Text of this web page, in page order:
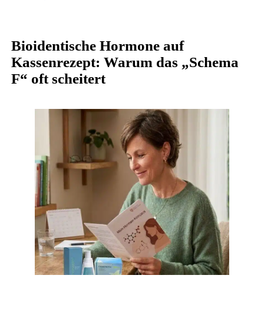
Bioidentische Hormone auf
Kassenrezept: Warum das „Schema
F“ oft scheitert